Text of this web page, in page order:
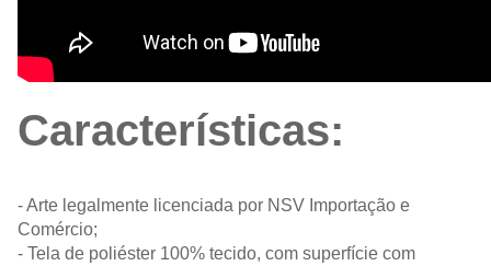
Características:
- Arte legalmente licenciada por NSV Importação e
Comércio;
- Tela de poliéster 100% tecido, com superfície com